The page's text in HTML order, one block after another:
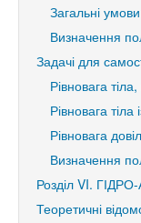
Загальні
Визначення
Задачі для
Рівновага
Рівновага
Рівновага
Визначення
Розділ VI.
Теоретичні